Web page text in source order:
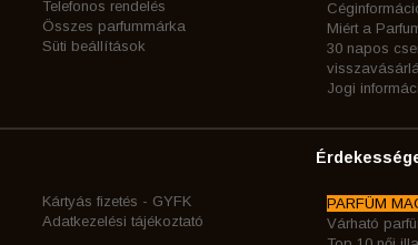
Telefonos rendelés
Összes parfummárka
Süti beállítások
Miért a
30 napos
Jogi
Kártyás fizetés - GYFK
Adatkezelési tájékoztató
PARFÜM
Várható